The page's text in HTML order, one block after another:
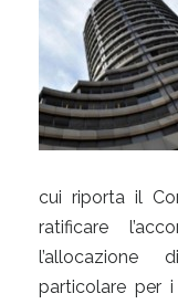
cui riporta il
ratificare
l’allocazione
particolare per